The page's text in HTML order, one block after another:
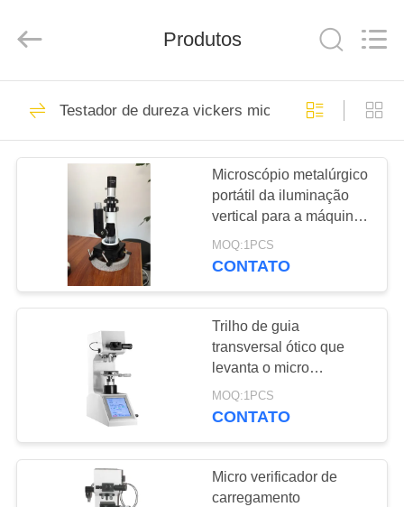
CASA
PRODUTOS
EXCURSÃO
FÁBRICA
CONTROLE
DA
QUALIDADE
CORPORATION.
Ultrasonic detector
de falhas
Ultra-sônica de
medição de
espessura
64
Produtos
Testador de dureza vickers micro
Microscópio metalúrgico
portátil da iluminação
vertical para a máquina
de testes da dureza do
metal
MOQ:1PCS
CONTATO
Trilho de guia
transversal ótico que
levanta o micro
mecanismo Knook
Digital do verificador da
MOQ:1PCS
CONTATO
Micro verificador de
carregamento